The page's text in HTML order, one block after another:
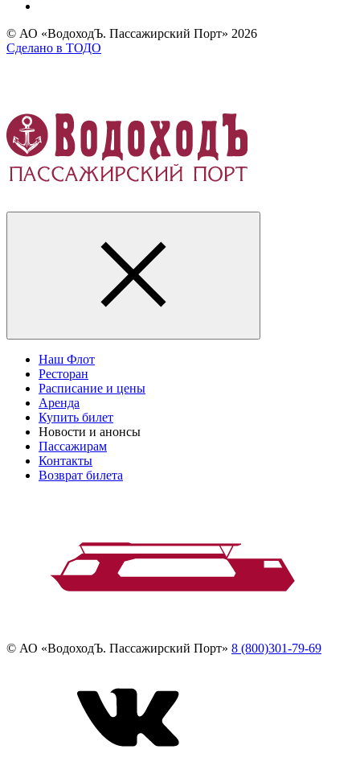
© АО «ВодоходЪ. Пассажирский Порт» 2026
Сделано в ТОДО
Наш Флот
Ресторан
Расписание и цены
Аренда
Купить билет
Новости и анонсы
Пассажирам
Контакты
Возврат билета
© АО «ВодоходЪ. Пассажирский Порт» 8 (800)301-79-69